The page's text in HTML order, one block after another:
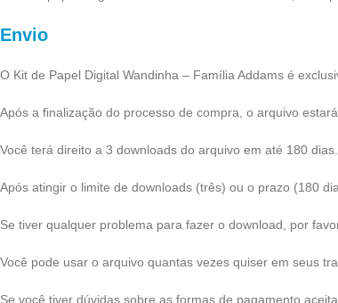
Envio
O Kit de Papel Digital Wandinha – Família Addams é
Após a finalização do processo de compra, o arquivo
Você terá direito a 3 downloads do arquivo em até 180 dias.
Após atingir o limite de downloads (três) ou o prazo (180
Se tiver qualquer problema para fazer o download, por
Você pode usar o arquivo quantas vezes quiser em seus
Se você tiver dúvidas sobre as formas de pagamento